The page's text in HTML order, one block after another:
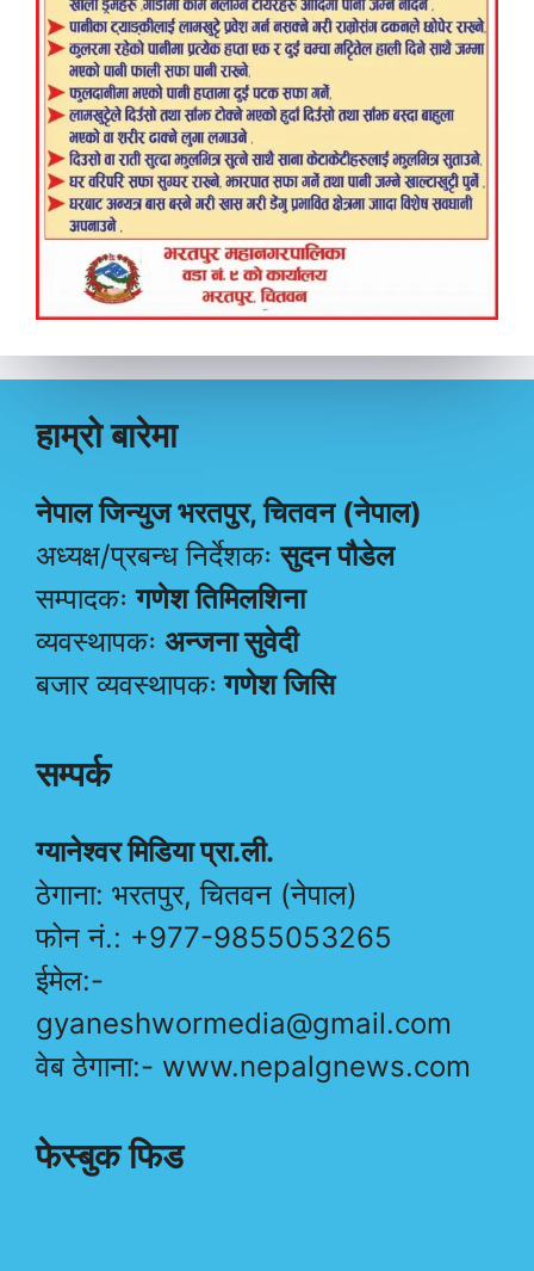
हाम्रो बारेमा
नेपाल जिन्युज भरतपुर, चितवन (नेपाल)
अध्यक्ष/प्रबन्ध निर्देशकःसुदन पौडेल
सम्पादकःगणेश तिमिलशिना
व्यवस्थापकः अन्जना सुवेदी
बजार व्यवस्थापकः गणेश जिसि
सम्पर्क
ग्यानेश्वर मिडिया प्रा.ली.
ठेगाना: भरतपुर, चितवन (नेपाल)
फोन नं.: +977-9855053265
ईमेल:-
gyaneshwormedia@gmail.com
वेब ठेगाना:- www.nepalgnews.com
फेस्बुक फिड